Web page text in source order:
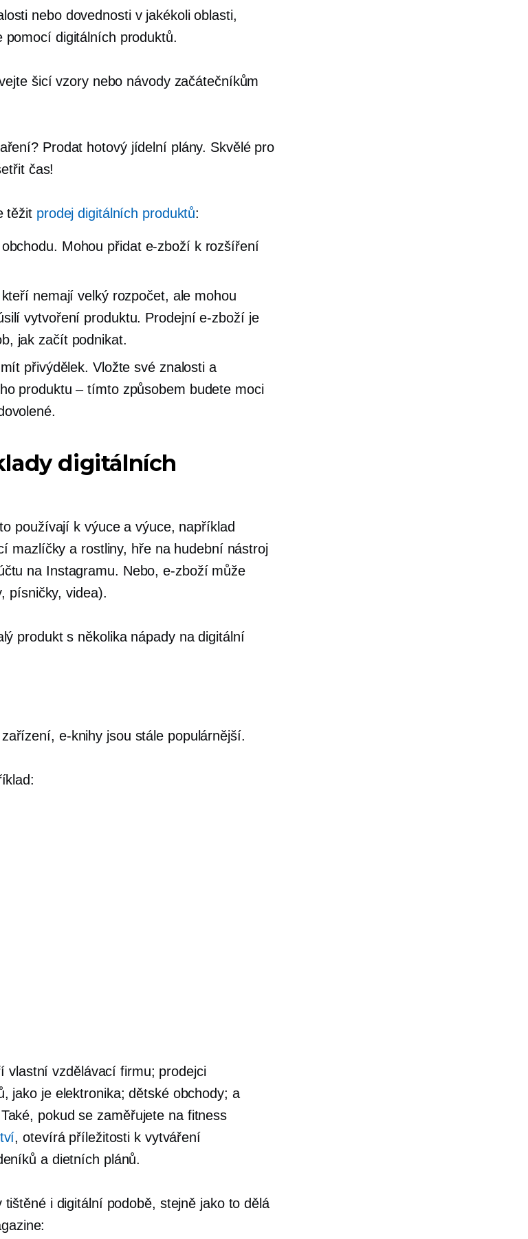
nebo dovednosti v jakékoli oblasti,
pomocí digitálních produktů.
šicí vzory nebo návody začátečníkům
Prodat hotovýjídelní plány. Skvělé pro
čas!
těžit prodej digitálních produktů:
Mohou přidat e-zbožík rozšíření
nemají velký rozpočet, ale mohou
vytvoření produktu. Prodejníe-zbožíje
jak začít podnikat.
přivýdělek. Vložte své znalosti a
produktu – tímto způsobem budete moci
digitálních
používají k výuce a výuce, například
mazlíčky a rostliny, hře na hudební nástroj
na Instagramu. Nebo,e-zbožímůže
písničky, videa).
produkt s několika nápady na digitální
e-knihy jsou stále populárnější.
vlastní vzdělávací firmu; prodejci
jako je elektronika; dětské obchody; a
pokud se zaměřujete na fitness
, otevírá příležitosti k vytváření
a dietních plánů.
i digitální podobě, stejně jako to dělá